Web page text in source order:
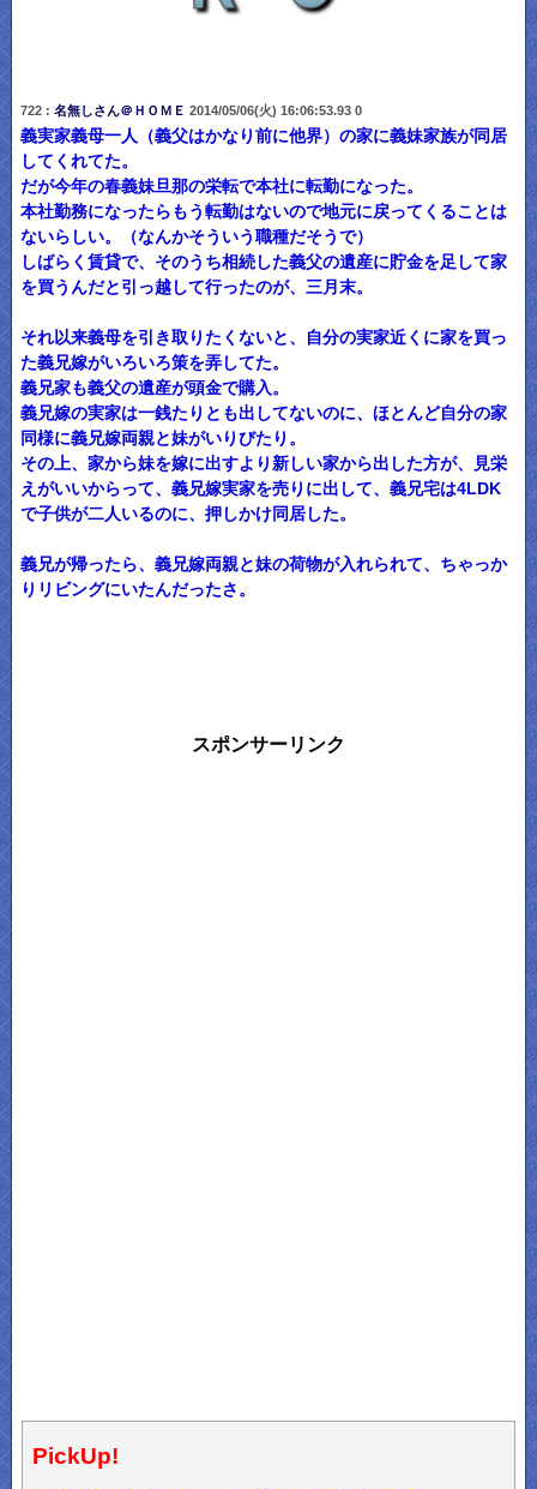
722 : 名無しさん＠ＨＯＭＥ 2014/05/06(火) 16:06:53.93 0
義実家義母一人（義父はかなり前に他界）の家に義妹家族が同居
してくれてた。
だが今年の春義妹旦那の栄転で本社に転勤になった。
本社勤務になったらもう転勤はないので地元に戻ってくることは
ないらしい。（なんかそういう職種だそうで）
しばらく賃貸で、そのうち相続した義父の遺産に貯金を足して家
を買うんだと引っ越して行ったのが、三月末。
それ以来義母を引き取りたくないと、自分の実家近くに家を買っ
た義兄嫁がいろいろ策を弄してた。
義兄家も義父の遺産が頭金で購入。
義兄嫁の実家は一銭たりとも出してないのに、ほとんど自分の家
同様に義兄嫁両親と妹がいりびたり。
その上、家から妹を嫁に出すより新しい家から出した方が、見栄
えがいいからって、義兄嫁実家を売りに出して、義兄宅は4LDK
で子供が二人いるのに、押しかけ同居した。
義兄が帰ったら、義兄嫁両親と妹の荷物が入れられて、ちゃっか
りリビングにいたんだったさ。
スポンサーリンク
PickUp!